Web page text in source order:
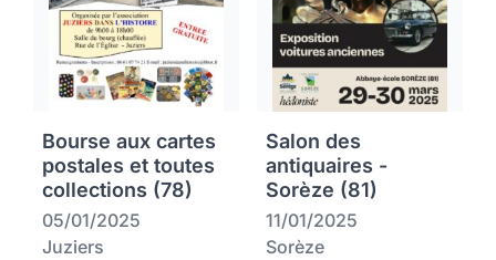
Bourse aux cartes
postales et toutes
collections (78)
05/01/2025
Juziers
Salon des
antiquaires -
Sorèze (81)
11/01/2025
Sorèze